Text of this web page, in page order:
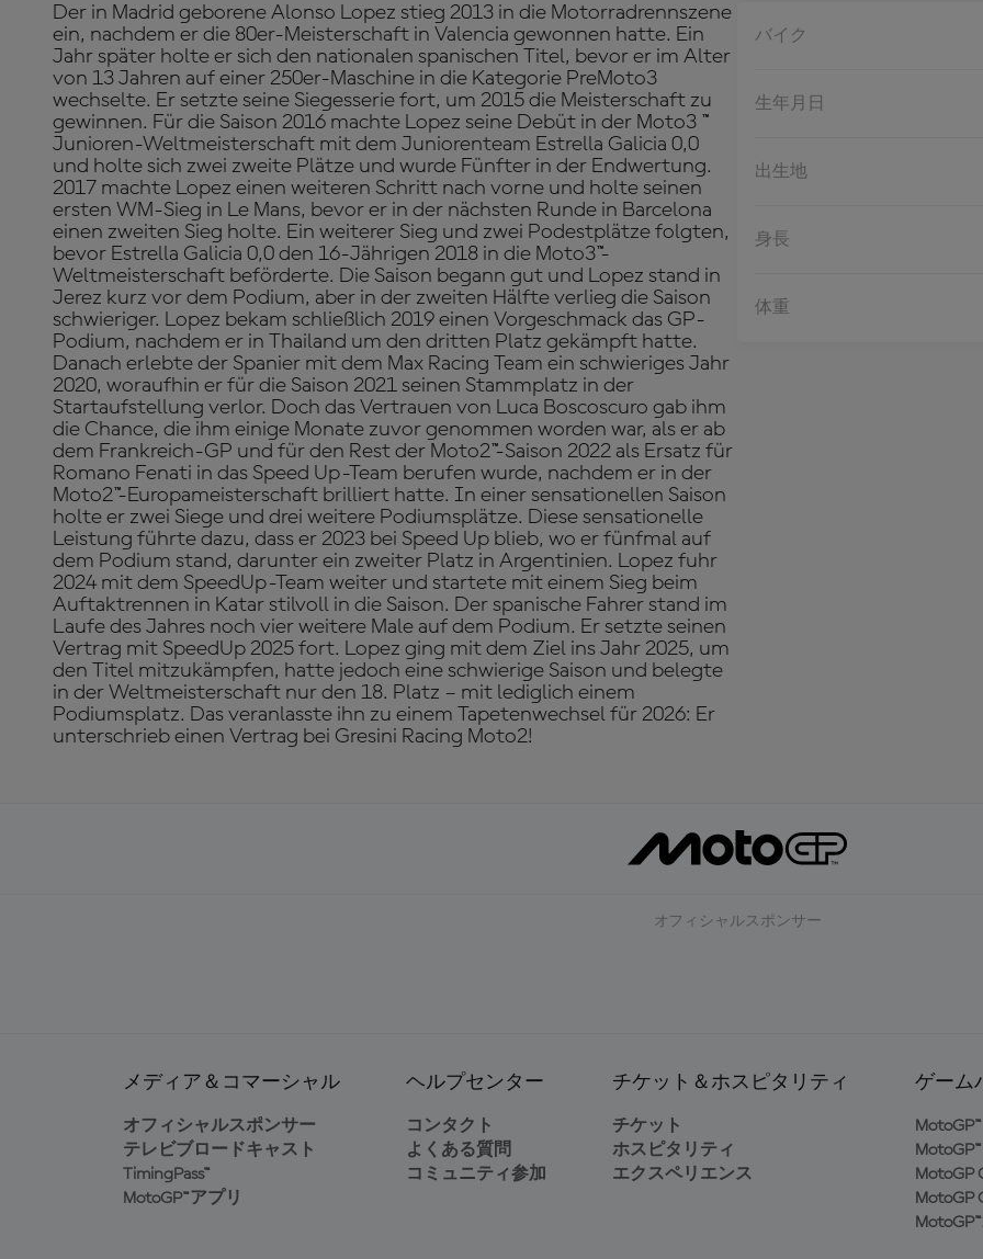
バイク
生年月日
出生地
身長
体重
Der in Madrid geborene Alonso Lopez stieg 2013 in die Motorradrennszene
ein, nachdem er die 80er-Meisterschaft in Valencia gewonnen hatte. Ein
Jahr später holte er sich den nationalen spanischen Titel, bevor er im Alter
von 13 Jahren auf einer 250er-Maschine in die Kategorie PreMoto3
wechselte. Er setzte seine Siegesserie fort, um 2015 die Meisterschaft zu
gewinnen. Für die Saison 2016 machte Lopez seine Debüt in der Moto3 ™
Junioren-Weltmeisterschaft mit dem Juniorenteam Estrella Galicia 0,0
und holte sich zwei zweite Plätze und wurde Fünfter in der Endwertung.
2017 machte Lopez einen weiteren Schritt nach vorne und holte seinen
ersten WM-Sieg in Le Mans, bevor er in der nächsten Runde in Barcelona
einen zweiten Sieg holte. Ein weiterer Sieg und zwei Podestplätze folgten,
bevor Estrella Galicia 0,0 den 16-Jährigen 2018 in die Moto3™-
Weltmeisterschaft beförderte. Die Saison begann gut und Lopez stand in
Jerez kurz vor dem Podium, aber in der zweiten Hälfte verlieg die Saison
schwieriger. Lopez bekam schließlich 2019 einen Vorgeschmack das GP-
Podium, nachdem er in Thailand um den dritten Platz gekämpft hatte.
Danach erlebte der Spanier mit dem Max Racing Team ein schwieriges Jahr
2020, woraufhin er für die Saison 2021 seinen Stammplatz in der
Startaufstellung verlor. Doch das Vertrauen von Luca Boscoscuro gab ihm
die Chance, die ihm einige Monate zuvor genommen worden war, als er ab
dem Frankreich-GP und für den Rest der Moto2™-Saison 2022 als Ersatz für
Romano Fenati in das Speed Up-Team berufen wurde, nachdem er in der
Moto2™-Europameisterschaft brilliert hatte. In einer sensationellen Saison
holte er zwei Siege und drei weitere Podiumsplätze. Diese sensationelle
Leistung führte dazu, dass er 2023 bei Speed Up blieb, wo er fünfmal auf
dem Podium stand, darunter ein zweiter Platz in Argentinien. Lopez fuhr
2024 mit dem SpeedUp-Team weiter und startete mit einem Sieg beim
Auftaktrennen in Katar stilvoll in die Saison. Der spanische Fahrer stand im
Laufe des Jahres noch vier weitere Male auf dem Podium. Er setzte seinen
Vertrag mit SpeedUp 2025 fort. Lopez ging mit dem Ziel ins Jahr 2025, um
den Titel mitzukämpfen, hatte jedoch eine schwierige Saison und belegte
in der Weltmeisterschaft nur den 18. Platz – mit lediglich einem
Podiumsplatz. Das veranlasste ihn zu einem Tapetenwechsel für 2026: Er
unterschrieb einen Vertrag bei Gresini Racing Moto2!
オフィシャルスポンサー
メディア＆コマーシャル
オフィシャルスポンサー
テレビブロードキャスト
TimingPass™
MotoGP™アプリ
ヘルプセンター
コンタクト
よくある質問
コミュニティ参加
チケット＆ホスピタリティ
チケット
ホスピタリティ
エクスペリエンス
ゲーム
MotoGP
MotoGP